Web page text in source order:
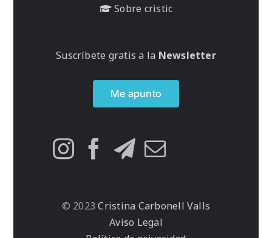
Sobre cristic
Suscríbete gratis a la Newsletter
Me apunto
© 2023 Cristina Carbonell Valls
Aviso Legal